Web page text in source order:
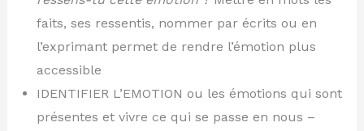
faits, ses ressentis, nommer par écrits ou en
l’exprimant permet de rendre l’émotion plus
accessible
IDENTIFIER L’EMOTION ou les émotions qui sont
présentes et vivre ce qui se passe en nous –